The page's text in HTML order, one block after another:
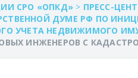
СРО «ОПКД» > ПРЕСС-
ДУМЕ РФ ПО
УЧЕТА НЕДВИЖИМОГО
ИНЖЕНЕРОВ С